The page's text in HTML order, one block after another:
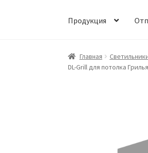
Продукция
Главная FAQ про
Главная
DL-Grill для потолка